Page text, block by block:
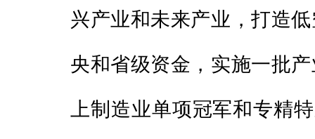
兴产业和未来产业，打造
央和省级资金，实施一批
上制造业单项冠军和专精